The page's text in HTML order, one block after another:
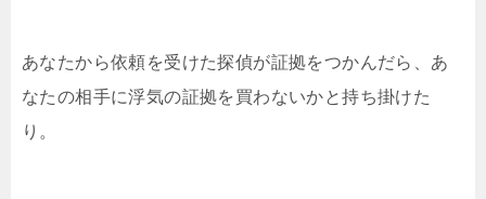
あなたから依頼を受けた探偵が証拠をつかんだら、あ
なたの相手に浮気の証拠を買わないかと持ち掛けた
り。